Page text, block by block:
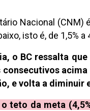
Nacional (CNM)
isto é, de 1,5% a
o BC ressalta
e volta a diminuir
teto da meta